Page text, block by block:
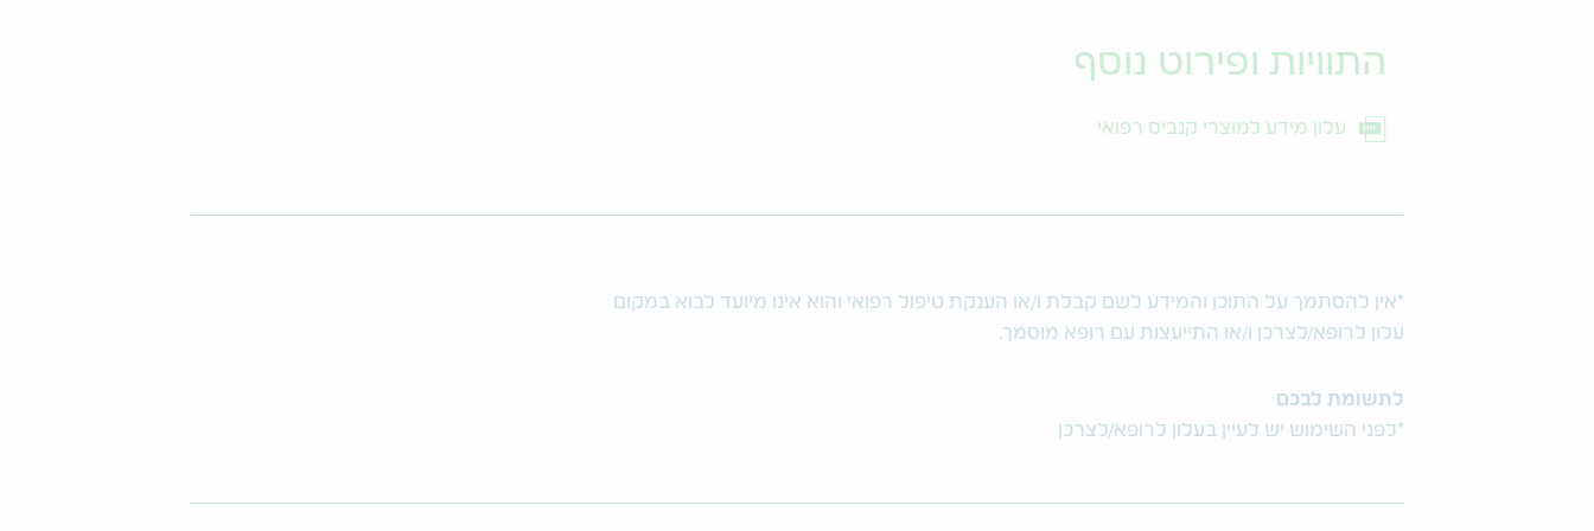
התוויות ופירוט נוסף
עלון מידע למוצרי קנביס רפואי
*אין להסתמך על התוכן והמידע לשם קבלת ו/או הענקת טיפול רפואי והוא אינו מיועד לבוא במקום
עלון לרופא/לצרכן ו/או התייעצות עם רופא מוסמך.
לתשומת לבכם
*לפני השימוש יש לעיין בעלון לרופא/לצרכן